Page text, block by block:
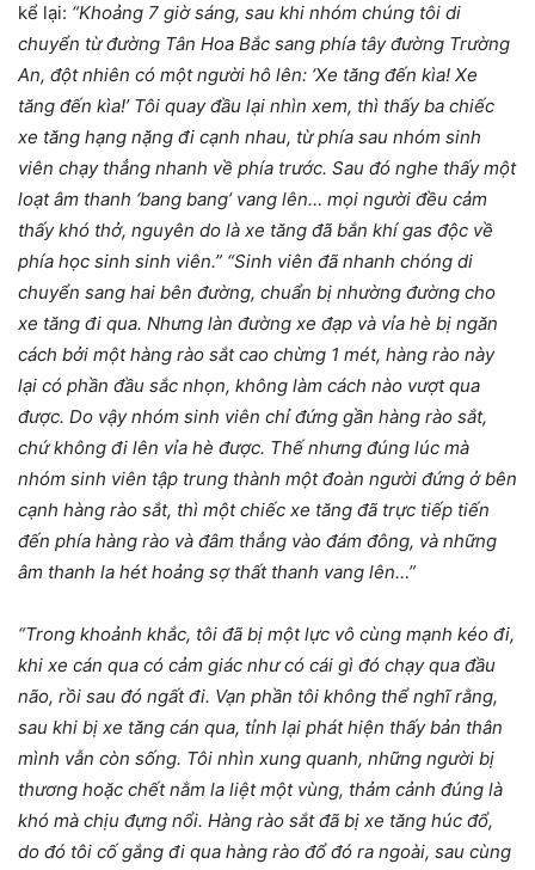
kể lại: “Khoảng 7 giờ sáng, sau khi nhóm chúng tôi di
chuyển từ đường Tân Hoa Bắc sang phía tây đường Trường
An, đột nhiên có một người hô lên: ‘Xe tăng đến kìa! Xe
tăng đến kìa!’ Tôi quay đầu lại nhìn xem, thì thấy ba chiếc
xe tăng hạng nặng đi cạnh nhau, từ phía sau nhóm sinh
viên chạy thẳng nhanh về phía trước. Sau đó nghe thấy một
loạt âm thanh ‘bang bang’ vang lên… mọi người đều cảm
thấy khó thở, nguyên do là xe tăng đã bắn khí gas độc về
phía học sinh sinh viên.” “Sinh viên đã nhanh chóng di
chuyển sang hai bên đường, chuẩn bị nhường đường cho
xe tăng đi qua. Nhưng làn đường xe đạp và vỉa hè bị ngăn
cách bởi một hàng rào sắt cao chừng 1 mét, hàng rào này
lại có phần đầu sắc nhọn, không làm cách nào vượt qua
được. Do vậy nhóm sinh viên chỉ đứng gần hàng rào sắt,
chứ không đi lên vỉa hè được. Thế nhưng đúng lúc mà
nhóm sinh viên tập trung thành một đoàn người đứng ở bên
cạnh hàng rào sắt, thì một chiếc xe tăng đã trực tiếp tiến
đến phía hàng rào và đâm thẳng vào đám đông, và những
âm thanh la hét hoảng sợ thất thanh vang lên…”
“Trong khoảnh khắc, tôi đã bị một lực vô cùng mạnh kéo đi,
khi xe cán qua có cảm giác như có cái gì đó chạy qua đầu
não, rồi sau đó ngất đi. Vạn phần tôi không thể nghĩ rằng,
sau khi bị xe tăng cán qua, tỉnh lại phát hiện thấy bản thân
mình vẫn còn sống. Tôi nhìn xung quanh, những người bị
thương hoặc chết nằm la liệt một vùng, thảm cảnh đúng là
khó mà chịu đựng nổi. Hàng rào sắt đã bị xe tăng húc đổ,
do đó tôi cố gắng đi qua hàng rào đổ đó ra ngoài, sau cùng